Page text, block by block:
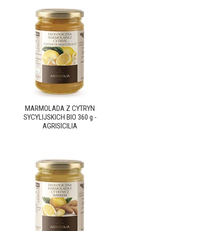
MARMOLADA Z CYTRYN
SYCYLIJSKICH BIO 360 g -
AGRISICILIA